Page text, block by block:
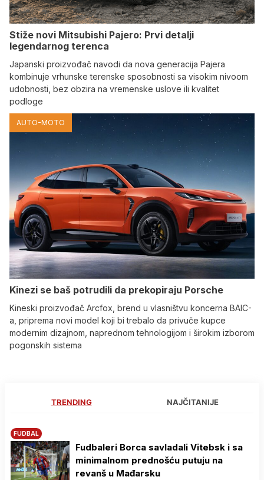
Stiže novi Mitsubishi Pajero: Prvi detalji
legendarnog terenca
Japanski proizvođač navodi da nova generacija Pajera
kombinuje vrhunske terenske sposobnosti sa visokim nivoom
udobnosti, bez obzira na vremenske uslove ili kvalitet
podloge
AUTO-MOTO
Kinezi se baš potrudili da prekopiraju Porsche
Kineski proizvođač Arcfox, brend u vlasništvu koncerna BAIC-
a, priprema novi model koji bi trebalo da privuče kupce
modernim dizajnom, naprednom tehnologijom i širokim izborom
pogonskih sistema
TRENDING NAJČITANIJE
FUDBAL
Fudbaleri Borca savladali Vitebsk i sa
minimalnom prednošću putuju na
revanš u Mađarsku